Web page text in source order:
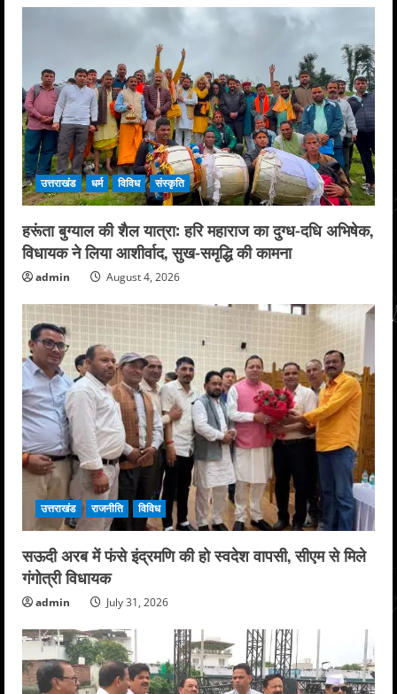
उत्तराखंड धर्म विविध संस्कृति
हरूंता बुग्याल की शैल यात्रा: हरि महाराज का दुग्ध-दधि अभिषेक,
विधायक ने लिया आशीर्वाद, सुख-समृद्धि की कामना
admin August 4, 2026
उत्तराखंड राजनीति विविध
सऊदी अरब में फंसे इंद्रमणि की हो स्वदेश वापसी, सीएम से मिले
गंगोत्री विधायक
admin July 31, 2026